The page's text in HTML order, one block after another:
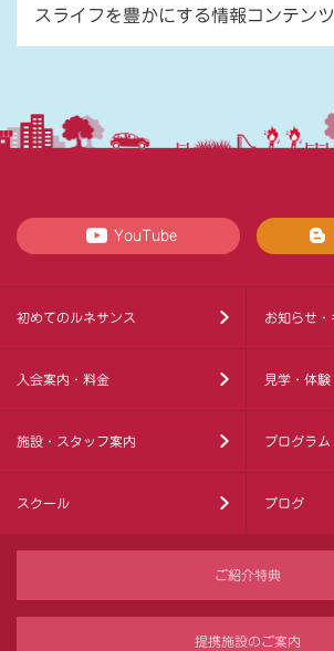
スライフを豊かにする情報コンテンツ
YouTube
初めてのルネサンス お知らせ・
入会案内・料金 見学・体験
施設・スタッフ案内 プログラム
スクール ブログ
ご紹介特典
提携施設のご案内